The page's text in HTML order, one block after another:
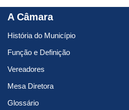
A Câmara
História do Município
Função e Definição
Vereadores
Mesa Diretora
Glossário